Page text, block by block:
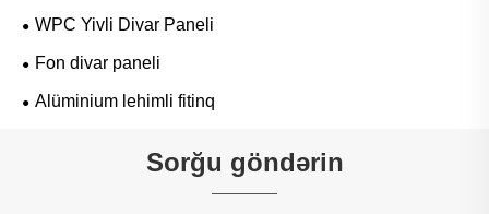
WPC Yivli Divar Paneli
Fon divar paneli
Alüminium lehimli fitinq
Sorğu göndərin